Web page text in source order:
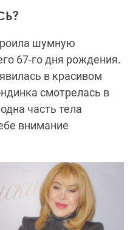
шумную
67-го дня рождения.
в красивом
смотрелась в
часть тела
внимание